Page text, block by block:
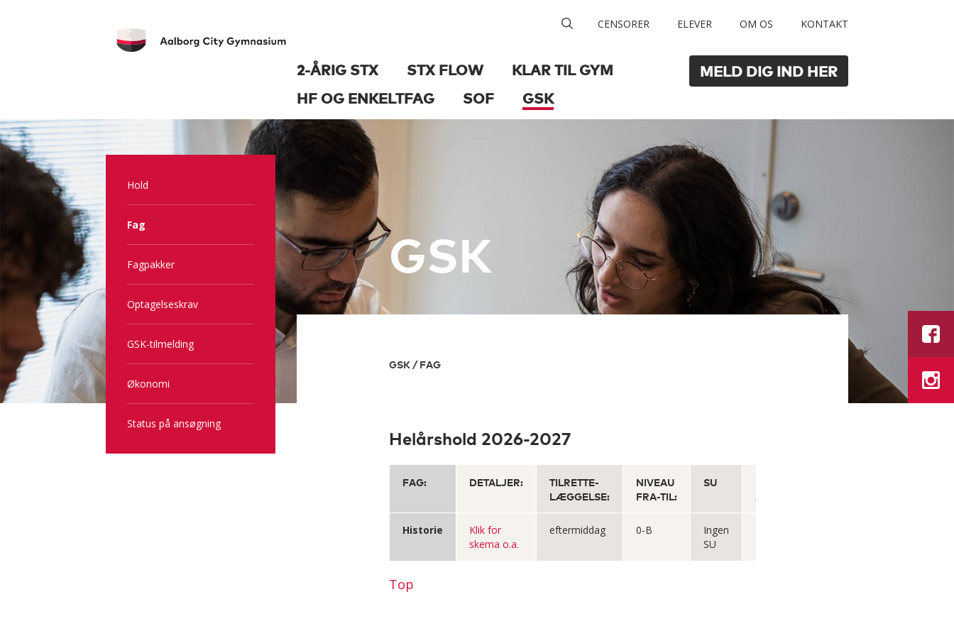
CENSORER ELEVER OM OS KONTAKT
MELD DIG IND HER
2-ÅRIG STX STX FLOW
KLAR TIL GYM
HF OG ENKELTFAG
SOF GSK
GSK
Hold
Fag
Fagpakker
Optagelseskrav
GSK-tilmelding
Økonomi
Status på ansøgning
GSK / FAG
Helårshold 2026-2027
FAG: DETALJER:
TILRETTE-
LÆGGELSE:
NIVEAU
FRA-TIL:
SU
ADRESSE
Historie
Klik for
skema o.a.
eftermiddag 0-B
Ingen
SU
Top